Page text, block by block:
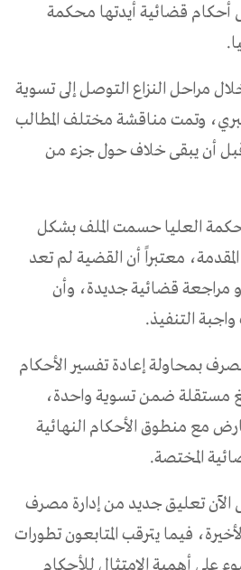
قضائية أيدتها محكمة
مراحل النزاع التوصل إلى تسوية
وتمت مناقشة مختلف المطالب
قبل أن يبقى خلاف حول جزء من
العليا حسمت الملف بشكل
معتبراً أن القضية لم تعد
مراجعة قضائية جديدة، وأن
التنفيذ.
بمحاولة إعادة تفسير الأحكام
مستقلة ضمن تسوية واحدة،
مع منطوق الأحكام النهائية
المختصة.
الآن تعليق جديد من إدارة مصرف
فيما يترقب المتابعون تطورات
على أهمية الامتثال للأحكام